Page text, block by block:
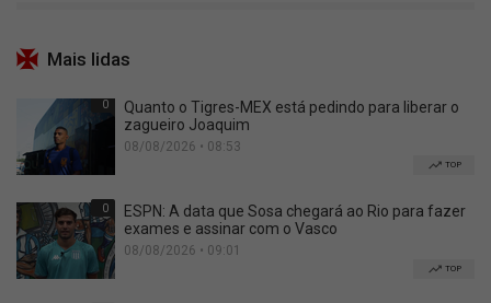
Mais lidas
0
Quanto o Tigres-MEX está pedindo para liberar o
zagueiro Joaquim
08/08/2026 • 08:53
TOP
0
ESPN: A data que Sosa chegará ao Rio para fazer
exames e assinar com o Vasco
08/08/2026 • 09:01
TOP